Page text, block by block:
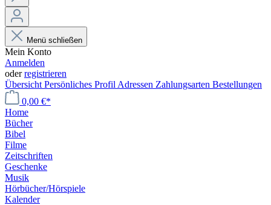
Menü schließen
Mein Konto
Anmelden
oderregistrieren
Übersicht Persönliches Profil Adressen Zahlungsarten Bestellungen
0,00 €*
Home
Bücher
Bibel
Filme
Zeitschriften
Geschenke
Musik
Hörbücher/Hörspiele
Kalender